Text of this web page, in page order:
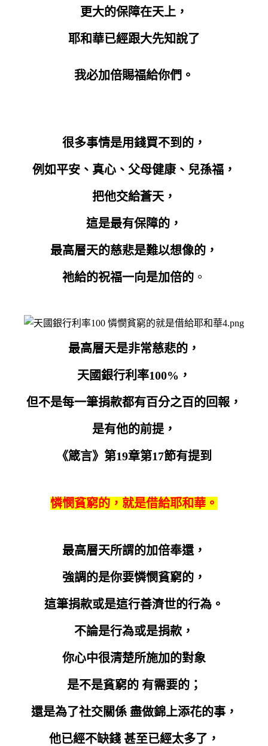
更大的保障在天上，
耶和華已經跟大先知說了
我必加倍賜福給你們。
很多事情是用錢買不到的，
例如平安、真心、父母健康、兒孫福，
把他交給蒼天，
這是最有保障的，
最高層天的慈悲是難以想像的，
祂給的祝福一向是加倍的 。
最高層天是非常慈悲的，
天國銀行利率100%，
但不是每一筆捐款都有百分之百的回報，
是有他的前提，
《箴言》第19章第17節有提到
憐憫貧窮的，就是借給耶和華。
最高層天所謂的加倍奉還，
強調的是你要憐憫貧窮的，
這筆捐款或是這行善濟世的行為。
不論是行為或是捐款，
你心中很清楚所施加的對象
是不是貧窮的 有需要的；
還是為了社交關係 盡做錦上添花的事，
他已經不缺錢 甚至已經太多了，